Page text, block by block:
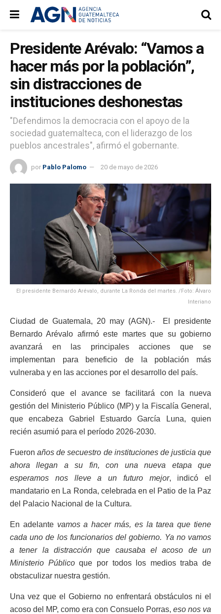
Presidente Arévalo: “Vamos a
hacer más por la población”,
sin distracciones de
instituciones deshonestas
"Defendimos la democracia con el apoyo de la
sociedad guatemalteca, con el liderazgo de los
pueblos ancestrales", afirmó el gobernante.
por Pablo Palomo 20 de mayo de 2026
El presidente Bernardo Arévalo, durante La Ronda del martes. /Foto: Álvaro
Interiano
Ciudad de Guatemala, 20 may (AGN).- El presidente
Bernardo Arévalo afirmó este martes que su gobierno
avanzará en las principales acciones que se
implementan para beneficio de la población más
vulneraba y en las acciones por el desarrollo del país.
Consideró que el avance se facilitará con la nueva
gestión del Ministerio Público (MP) y la Fiscalía General,
que encabeza Gabriel Estuardo García Luna, quien
recién asumió para el período 2026-2030.
Fueronaños de secuestro de instituciones de justicia que
ahora llegan a su fin, con una nueva etapa que
esperamos nos lleve a un futuro mejor, indicó el
mandatario en La Ronda, celebrada en el Patio de la Paz
del Palacio Nacional de la Cultura.
En adelante vamos a hacer más, es la tarea que tiene
cada uno de los funcionarios del gobierno. Ya no vamos
a tener la distracción que causaba el acoso de un
Ministerio Públicoque por todos los medios traba de
obstaculizar nuestra gestión.
Una vez que el Gobierno no enfrentará obstáculos ni el
acoso del MP, como era con Consuelo Porras, eso nos va